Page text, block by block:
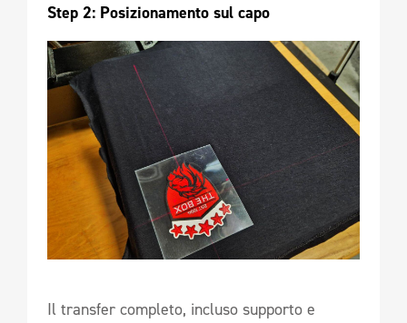
Step 2: Posizionamento sul capo
Il transfer completo, incluso supporto e